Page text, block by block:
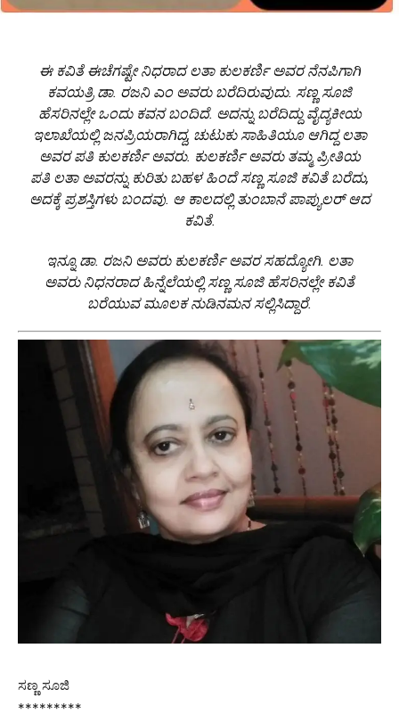
ಈ ಕವಿತೆ ಈಚೆಗಷ್ಟೇ ನಿಧ‌ರಾದ ಲತಾ ಕುಲಕರ್ಣಿ ಅವರ ನೆನಪಿಗಾಗಿ
ಕವಯತ್ರಿ ಡಾ. ರಜನಿ ಎಂ ಅವರು ಬರೆದಿರುವುದು. ಸಣ್ಣ ಸೂಜಿ
ಹೆಸರಿನಲ್ಲೇ ಒಂದು ಕವನ ಬಂದಿದೆ. ಅದನ್ನು ಬರೆದಿದ್ದು ವೈದ್ಯಕೀಯ
ಇಲಾಖೆಯಲ್ಲಿ ಜನಪ್ರಿಯರಾಗಿದ್ದ, ಚುಟುಕು ಸಾಹಿತಿಯೂ ಆಗಿದ್ದ ಲತಾ
ಅವರ ಪತಿ ಕುಲಕರ್ಣಿ ಅವರು. ಕುಲಕರ್ಣಿ ಅವರು ತಮ್ಮ ಪ್ರೀತಿಯ
ಪತಿ ಲತಾ ಅವರನ್ನು ಕುರಿತು ಬಹಳ ಹಿಂದೆ ಸಣ್ಣ ಸೂಜಿ ಕವಿತೆ ಬರೆದು,
ಅದಕ್ಕೆ ಪ್ರಶಸ್ತಿಗಳು ಬಂದವು. ಆ ಕಾಲದಲ್ಲಿ ತುಂಬಾನೆ ಪಾಪ್ಯುಲರ್ ಆದ
ಕವಿತೆ.
ಇನ್ನೂ ಡಾ. ರಜನಿ ಅವರು ಕುಲಕರ್ಣಿ ಅವರ ಸಹದ್ಯೋಗಿ. ಲತಾ
ಅವರು ನಿಧನರಾದ ಹಿನ್ನೆಲೆಯಲ್ಲಿ ಸಣ್ಣ ಸೂಜಿ ಹೆಸರಿನಲ್ಲೇ ಕವಿತೆ
ಬರೆಯುವ ಮೂಲಕ ನುಡಿನಮನ ಸಲ್ಲಿಸಿದ್ದಾರೆ.
ಸಣ್ಣ ಸೂಜಿ
*********